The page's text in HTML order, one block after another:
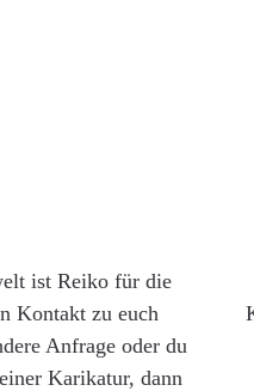
ist Reiko für die
Kontakt zu euch
Anfrage oder du
Karikatur, dann